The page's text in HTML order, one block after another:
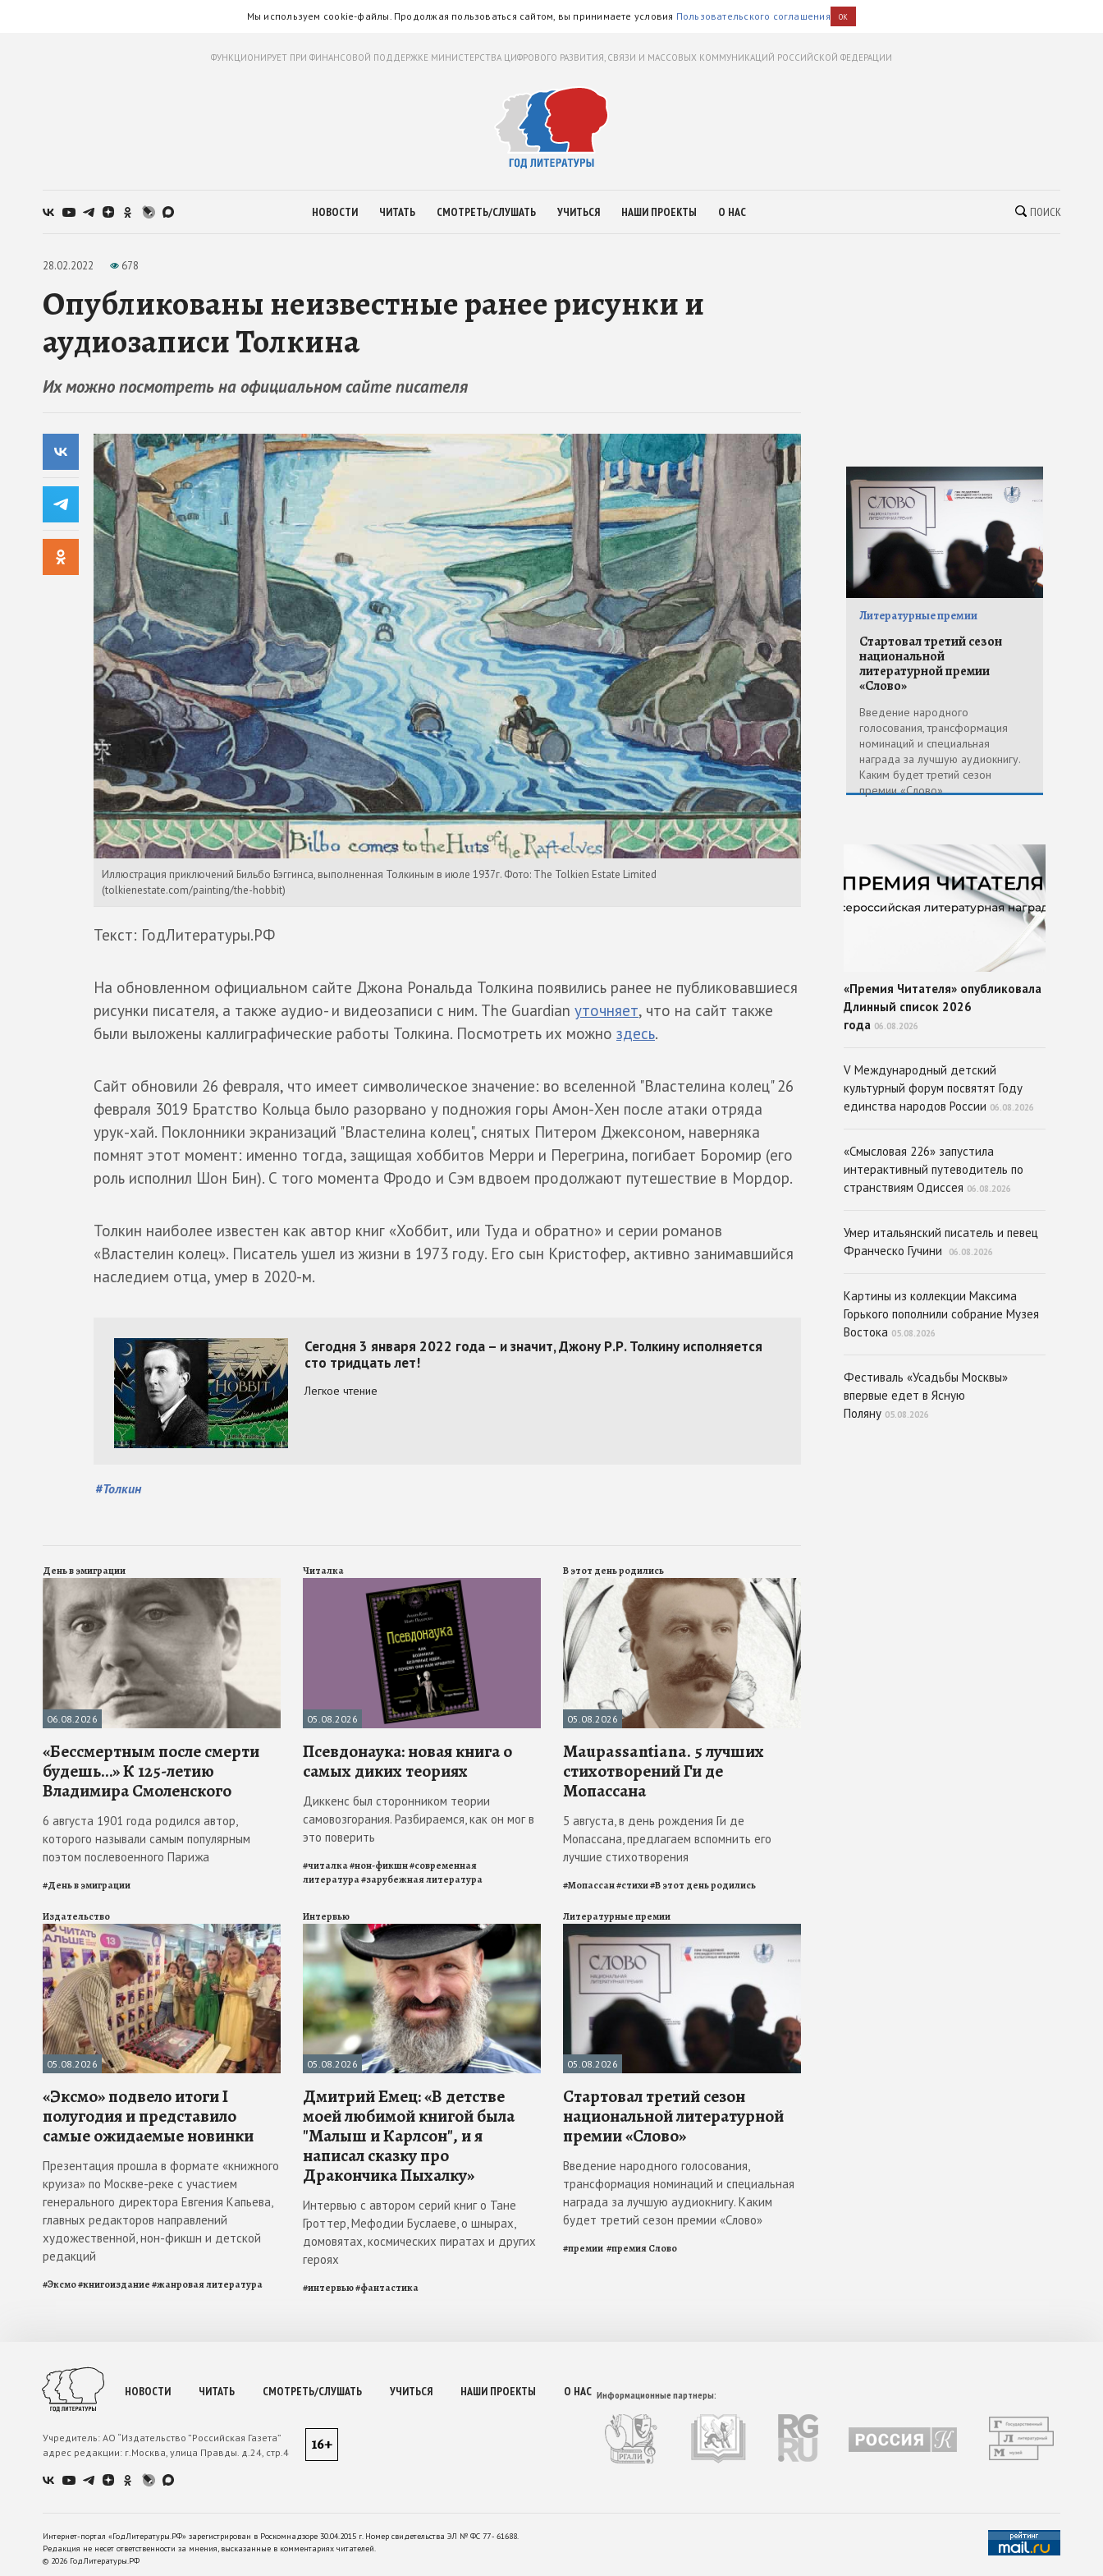
Мы используем cookie-файлы. Продолжая пользоваться сайтом, вы принимаете условия Пользовательского соглашения OK
ФУНКЦИОНИРУЕТ ПРИ ФИНАНСОВОЙ ПОДДЕРЖКЕ МИНИСТЕРСТВА ЦИФРОВОГО РАЗВИТИЯ, СВЯЗИ И МАССОВЫХ КОММУНИКАЦИЙ РОССИЙСКОЙ ФЕДЕРАЦИИ
НОВОСТИ ЧИТАТЬ СМОТРЕТЬ/СЛУШАТЬ УЧИТЬСЯ НАШИ ПРОЕКТЫ О НАС ПОИСК
28.02.2022 678
Опубликованы неизвестные ранее рисунки и
аудиозаписи Толкина
Их можно посмотреть на официальном сайте писателя
Иллюстрация приключений Бильбо Бэггинса, выполненная Толкиным в июле 1937г. Фото: The Tolkien Estate Limited
(tolkienestate.com/painting/the-hobbit)
Текст: ГодЛитературы.РФ
На обновленном официальном сайте Джона Рональда Толкина появились ранее не публиковавшиеся
рисунки писателя, а также аудио- и видеозаписи с ним. The Guardian уточняет, что на сайт также
были выложены каллиграфические работы Толкина. Посмотреть их можно здесь.
Сайт обновили 26 февраля, что имеет символическое значение: во вселенной "Властелина колец" 26
февраля 3019 Братство Кольца было разорвано у подножия горы Амон-Хен после атаки отряда
урук-хай. Поклонники экранизаций "Властелина колец", снятых Питером Джексоном, наверняка
помнят этот момент: именно тогда, защищая хоббитов Мерри и Перегрина, погибает Боромир (его
роль исполнил Шон Бин). С того момента Фродо и Сэм вдвоем продолжают путешествие в Мордор.
Толкин наиболее известен как автор книг «Хоббит, или Туда и обратно» и серии романов
«Властелин колец». Писатель ушел из жизни в 1973 году. Его сын Кристофер, активно занимавшийся
наследием отца, умер в 2020-м.
#Толкин
День в эмиграции
06.08.2026
«Бессмертным после смерти
будешь…» К 125-летию
Владимира Смоленского
6 августа 1901 года родился автор,
которого называли самым популярным
поэтом послевоенного Парижа
#День в эмиграции
Читалка
05.08.2026
Псевдонаука: новая книга о
самых диких теориях
Диккенс был сторонником теории
самовозгорания. Разбираемся, как он мог в
это поверить
#читалка#нон-фикшн#современная
литература#зарубежная литература
В этот день родились
05.08.2026
Maupassantiana. 5 лучших
стихотворений Ги де
Мопассана
5 августа, в день рождения Ги де
Мопассана, предлагаем вспомнить его
лучшие стихотворения
#Мопассан#стихи#В этот день родились
Издательство
05.08.2026
«Эксмо» подвело итоги I
полугодия и представило
самые ожидаемые новинки
Презентация прошла в формате «книжного
круиза» по Москве-реке с участием
генерального директора Евгения Капьева,
главных редакторов направлений
художественной, нон-фикшн и детской
редакций
#Эксмо#книгоиздание#жанровая литература
Интервью
05.08.2026
Дмитрий Емец: «В детстве
моей любимой книгой была
"Малыш и Карлсон", и я
написал сказку про
Дракончика Пыхалку»
Интервью с автором серий книг о Тане
Гроттер, Мефодии Буслаеве, о шнырах,
домовятах, космических пиратах и других
героях
#интервью#фантастика
Литературные премии
05.08.2026
Стартовал третий сезон
национальной литературной
премии «Слово»
Введение народного голосования,
трансформация номинаций и специальная
награда за лучшую аудиокнигу. Каким
будет третий сезон премии «Слово»
#премии #премия Слово
Литературные премии
Стартовал третий сезон
национальной
литературной премии
«Слово»
Введение народного
голосования, трансформация
номинаций и специальная
награда за лучшую аудиокнигу.
Каким будет третий сезон
премии «Слово»
«Премия Читателя» опубликовала
Длинный список 2026
года 06.08.2026
V Международный детский
культурный форум посвятят Году
единства народов России 06.08.2026
«Смысловая 226» запустила
интерактивный путеводитель по
странствиям Одиссея 06.08.2026
Умер итальянский писатель и певец
Франческо Гучини
06.08.2026
Картины из коллекции Максима
Горького пополнили собрание Музея
Востока 05.08.2026
Фестиваль «Усадьбы Москвы»
впервые едет в Ясную
Поляну 05.08.2026
НОВОСТИ ЧИТАТЬ СМОТРЕТЬ/СЛУШАТЬ УЧИТЬСЯ НАШИ ПРОЕКТЫ О НАС
Учредитель: АО “Издательство ”Российская Газета”
адрес редакции: г.Москва, улица Правды. д.24, стр.4
Информационные партнеры:
Интернет-портал «ГодЛитературы.РФ» зарегистрирован в Роскомнадзоре 30.04.2015 г. Номер свидетельства ЭЛ № ФС 77 - 61688.
Редакция не несет ответственности за мнения, высказанные в комментариях читателей.
© 2026 ГодЛитературы.РФ
16+